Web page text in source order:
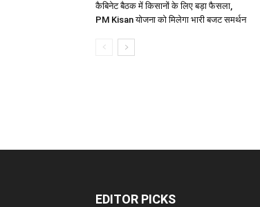
कैबिनेट बैठक में किसानों के लिए बड़ा फैसला,
PM Kisan योजना को मिलेगा भारी बजट समर्थन
EDITOR PICKS